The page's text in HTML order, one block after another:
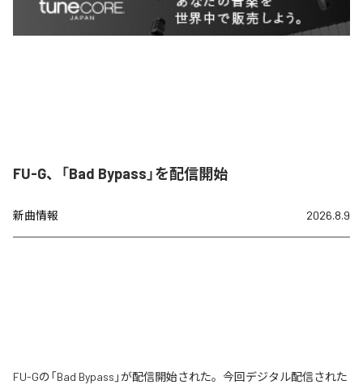
FU-G、「Bad Bypass」を配信開始
新曲情報 2026.8.9
FU-Gの「Bad Bypass」が配信開始された。今回デジタル配信された